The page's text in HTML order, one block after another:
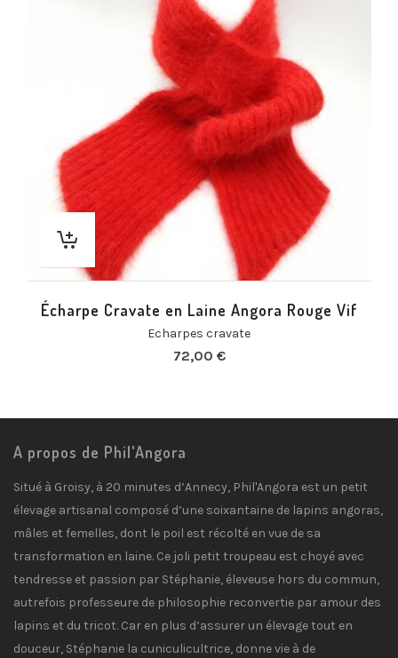
Écharpe Cravate en Laine Angora Rouge Vif
Echarpes cravate
72,00 €
A propos de Phil'Angora
Situé à Groisy, à 20 minutes d’Annecy, Phil'Angora est un petit
élevage artisanal composé d’une soixantaine de lapins angoras,
mâles et femelles, dont le poil est récolté en vue de sa
transformation en laine. Ce joli petit troupeau est choyé avec
tendresse et passion par Stéphanie, éleveuse hors du commun,
autrefois professeure de philosophie reconvertie par amour des
lapins et du tricot. Car en plus d’assurer un élevage tout en
douceur, Stéphanie la cuniculicultrice, donne vie à de